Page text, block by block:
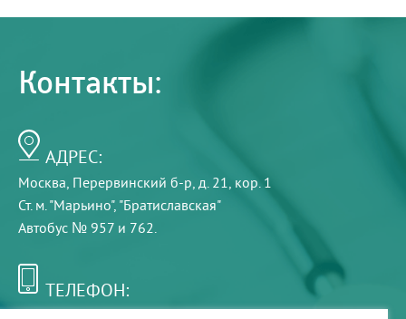
Контакты:
АДРЕС:
Москва, Перервинский б-р, д. 21, кор. 1
Ст. м. "Марьино", "Братиславская"
Автобус № 957 и 762.
ТЕЛЕФОН: